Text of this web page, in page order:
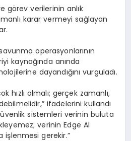
görev verilerinin anlık
karar vermeyi sağlayan
operasyonlarının
kaynağında anında
dayandığını vurguladı.
hızlı olmalı; gerçek zamanlı,
ifadelerini kullandı
sistemleri verinin buluta
verininEdge AI
işlenmesi gerekir.”